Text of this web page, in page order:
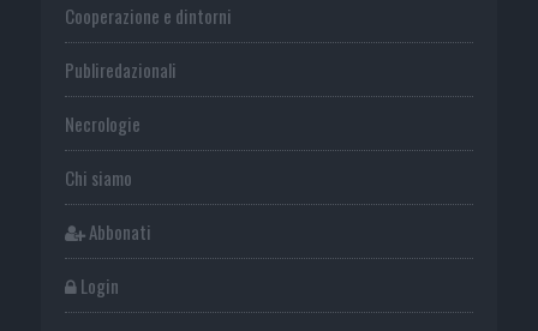
Cooperazione e dintorni
Publiredazionali
Necrologie
Chi siamo
Abbonati
Login